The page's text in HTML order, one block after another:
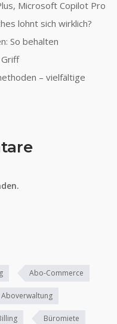
Microsoft Copilot Pro
lohnt sich wirklich?
So behalten
– vielfältige
Abo-Commerce
Aboverwaltung
Büromiete